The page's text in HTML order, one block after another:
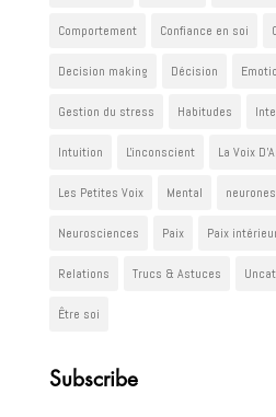
Comportement Confiance en soi
Decision making Décision
Gestion du stress Habitudes
Intuition L'inconscient La Voix
Les Petites Voix Mental
Neurosciences Paix Paix
Relations Trucs & Astuces
Être soi
Subscribe